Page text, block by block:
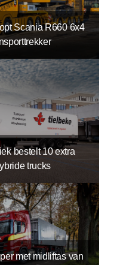
Scania R660 6x4
bestelt 10 extra
trucks
met midliftas van